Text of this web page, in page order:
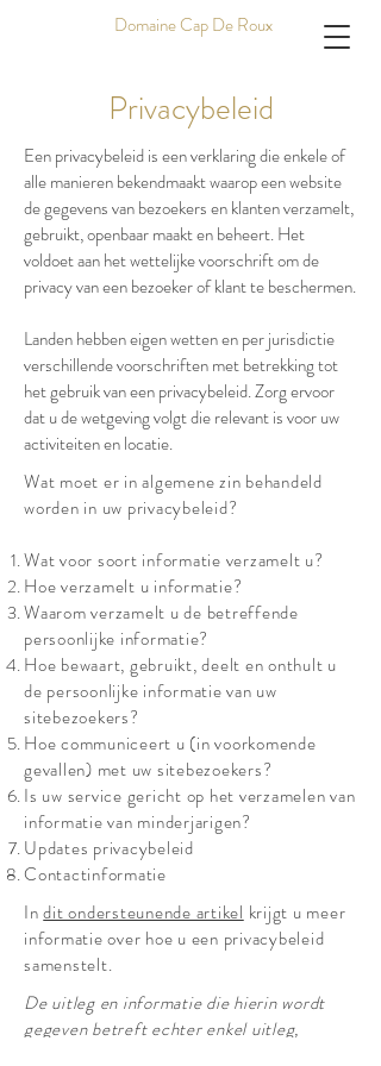
Domaine Cap De Roux
Privacybeleid
Een privacybeleid is een verklaring die enkele of
alle manieren bekendmaakt waarop een website
de gegevens van bezoekers en klanten verzamelt,
gebruikt, openbaar maakt en beheert. Het
voldoet aan het wettelijke voorschrift om de
privacy van een bezoeker of klant te beschermen.
Landen hebben eigen wetten en per jurisdictie
verschillende voorschriften met betrekking tot
het gebruik van een privacybeleid. Zorg ervoor
dat u de wetgeving volgt die relevant is voor uw
activiteiten en locatie.
Wat moet er in algemene zin behandeld
worden in uw privacybeleid?
Wat voor soort informatie verzamelt u?
Hoe verzamelt u informatie?
Waarom verzamelt u de betreffende
persoonlijke informatie?
Hoe bewaart, gebruikt, deelt en onthult u
de persoonlijke informatie van uw
sitebezoekers?
Hoe communiceert u (in voorkomende
gevallen) met uw sitebezoekers?
Is uw service gericht op het verzamelen van
informatie van minderjarigen?
Updates privacybeleid
Contactinformatie
Indit ondersteunende artikel krijgt u meer
informatie over hoe u een privacybeleid
samenstelt.
De uitleg en informatie die hierin wordt
gegeven betreft echter enkel uitleg,